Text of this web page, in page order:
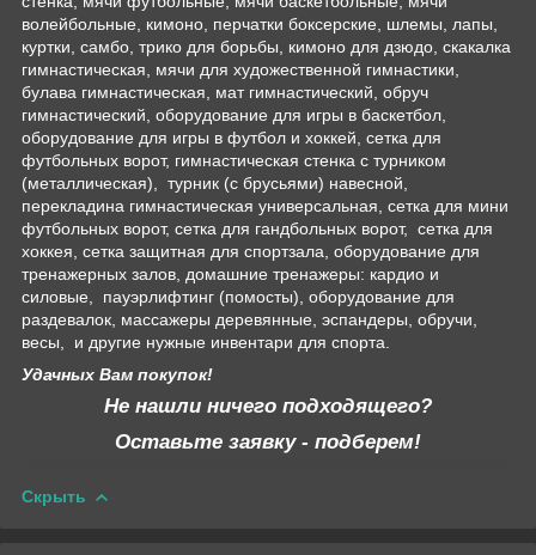
волейбольные, кимоно, перчатки боксерские, шлемы, лапы,
куртки, самбо, трико для борьбы, кимоно для дзюдо, скакалка
гимнастическая, мячи для художественной гимнастики,
булава гимнастическая, мат гимнастический, обруч
гимнастический, оборудование для игры в баскетбол,
оборудование для игры в футбол и хоккей, сетка для
футбольных ворот, гимнастическая стенка с турником
(металлическая), турник (с брусьями) навесной,
перекладина гимнастическая универсальная, сетка для мини
футбольных ворот, сетка для гандбольных ворот, сетка для
хоккея, сетка защитная для спортзала, оборудование для
тренажерных залов, домашние тренажеры: кардио и
силовые, пауэрлифтинг (помосты), оборудование для
раздевалок, массажеры деревянные, эспандеры, обручи,
весы, и другие нужные инвентари для спорта.
Удачных Вам покупок!
Не нашли ничего подходящего?
Оставьте заявку - подберем!
Скрыть